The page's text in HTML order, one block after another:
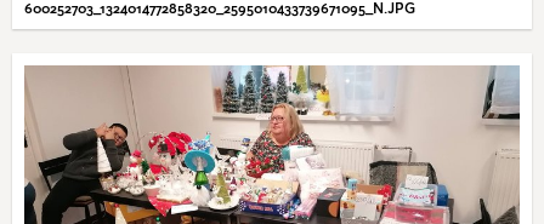
600252703_1324014772858320_2595010433739671095_N.JPG